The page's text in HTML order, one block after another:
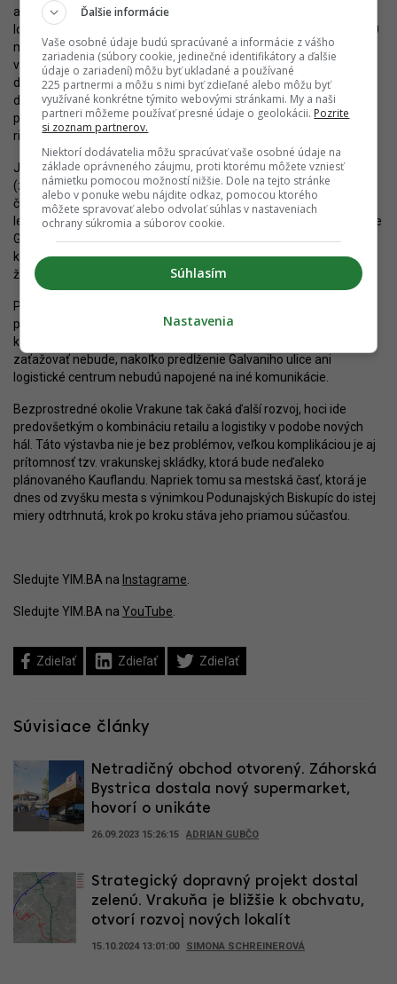
areáluIV. kvadrant. Developer Stronci Invest SK chce vybudovať
logistické centrum pri letisku s podlažnou plochou približne 28.000
m
. Navrhovaných je 208 stojísk pre osobné a 24 pre nákladné
vozidlá. Zásadným problémom však bolo v tomto prípade
dopravné napojenie. Pôvodný koncept predpokladal vedenie
dopravy cez Majerskú ulicu, Hlohovú a Leknovú, s plánovaným
premostením Malého Dunaja a pripojením na Ráztočnú. Toto
riešenie narazilo na výrazný odpor časti verejnosti.
Jednou z podmienok realizácie je tak preložka cesty II/572
(známa ako obchvat Vrakune), ktorá by v budúcnosti mala
čiastočne odľahčiť preťažené cesty a prispieť k rozvoju okolia
letiska. Navrhovaná trasa preložky bude nadväzovať na predĺženie
Galvaniho ulice v rámci projektu Pharos, v ďalšom úseku bude
križovať vlečku na Letisko M. R. Štefánika, ktorá je napojená na
železničnú trať č. 131 Bratislava - Komárno.
Predĺženie Galvaniho ulice bude v prvej etape vybudované len po
pripravované logistické centrum IV. kvadrant a bude to jediná
komunikácia napájajúca toto centrum. Iná doprava komunikáciu
zaťažovať nebude, nakoľko predĺženie Galvaniho ulice ani
logistické centrum nebudú napojené na iné komunikácie.
Bezprostredné okolie Vrakune tak čaká ďalší rozvoj, hoci ide
predovšetkým o kombináciu retailu a logistiky v podobe nových
hál. Táto výstavba nie je bez problémov, veľkou komplikáciou je aj
prítomnosť tzv. vrakunskej skládky, ktorá bude neďaleko
plánovaného Kauflandu. Napriek tomu sa mestská časť, ktorá je
dnes od zvyšku mesta s výnimkou Podunajských Biskupíc do istej
miery odtrhnutá, krok po kroku stáva jeho priamou súčasťou.
Sledujte YIM.BA na Instagrame
Sledujte YIM.BA na YouTube
Zdieľať Zdieľať Zdieľať
Súvisiace články
Netradičný obchod otvorený. Záhorská
Bystrica dostala nový supermarket,
hovorí o unikáte
26.09.2023 15:26:15 ADRIAN GUBČO
Strategický dopravný projekt dostal
zelenú. Vrakuňa je bližšie k obchvatu,
otvorí rozvoj nových lokalít
15.10.2024 13:01:00 SIMONA SCHREINEROVÁ
Ďalšie informácie
Vaše osobné údaje budú spracúvané a informácie z vášho
zariadenia (súbory cookie, jedinečné identifikátory a ďalšie
údaje o zariadení) môžu byť ukladané a používané
225 partnermi a môžu s nimi byť zdieľané alebo môžu byť
využívané konkrétne týmito webovými stránkami. My a naši
partneri môžeme používať presné údaje o geolokácii. Pozrite
si zoznam partnerov.
Niektorí dodávatelia môžu spracúvať vaše osobné údaje na
základe oprávneného záujmu, proti ktorému môžete vzniesť
námietku pomocou možností nižšie. Dole na tejto stránke
alebo v ponuke webu nájdite odkaz, pomocou ktorého
môžete spravovať alebo odvolať súhlas v nastaveniach
ochrany súkromia a súborov cookie.
Súhlasím
Nastavenia